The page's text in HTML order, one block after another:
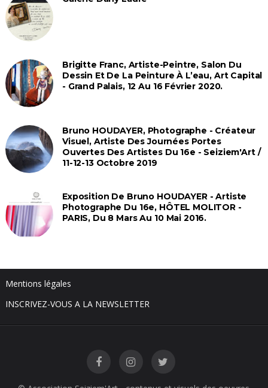
Brigitte Franc, Artiste-Peintre, Salon Du
Dessin Et De La Peinture À L’eau, Art Capital
- Grand Palais, 12 Au 16 Février 2020.
Bruno HOUDAYER, Photographe - Créateur
Visuel, Artiste Des Journées Portes
Ouvertes Des Artistes Du 16e - Seiziem'Art /
11-12-13 Octobre 2019
Exposition De Bruno HOUDAYER - Artiste
Photographe Du 16e, HÔTEL MOLITOR -
PARIS, Du 8 Mars Au 10 Mai 2016.
Mentions légales
INSCRIVEZ-VOUS A LA NEWSLETTER